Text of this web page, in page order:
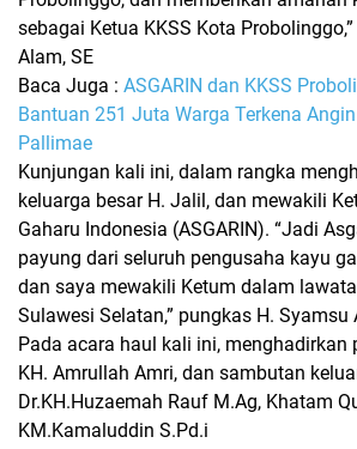
sebagai Ketua KKSS Kota Probolinggo,”
Alam, SE
Baca Juga : ASGARIN dan KKSS
Bantuan 251 Juta Warga Terkena
Pallimae
Kunjungan kali ini, dalam rangka
keluarga besar H. Jalil, dan mewakili
Gaharu Indonesia (ASGARIN). “Jadi
payung dari seluruh pengusaha kayu
dan saya mewakili Ketum dalam
Sulawesi Selatan,” pungkas H. Syamsu
Pada acara haul kali ini, menghadirkan
KH. Amrullah Amri, dan sambutan
Dr.KH.Huzaemah Rauf M.Ag, Khatam
KM.Kamaluddin S.Pd.i